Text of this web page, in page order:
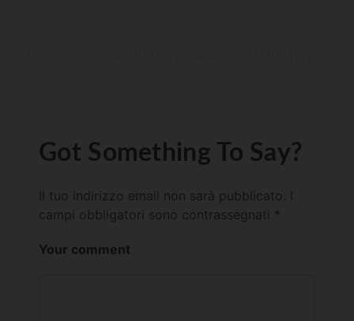
Got Something To Say?
Il tuo indirizzo email non sarà pubblicato.
campi obbligatori sono contrassegnati *
Your comment